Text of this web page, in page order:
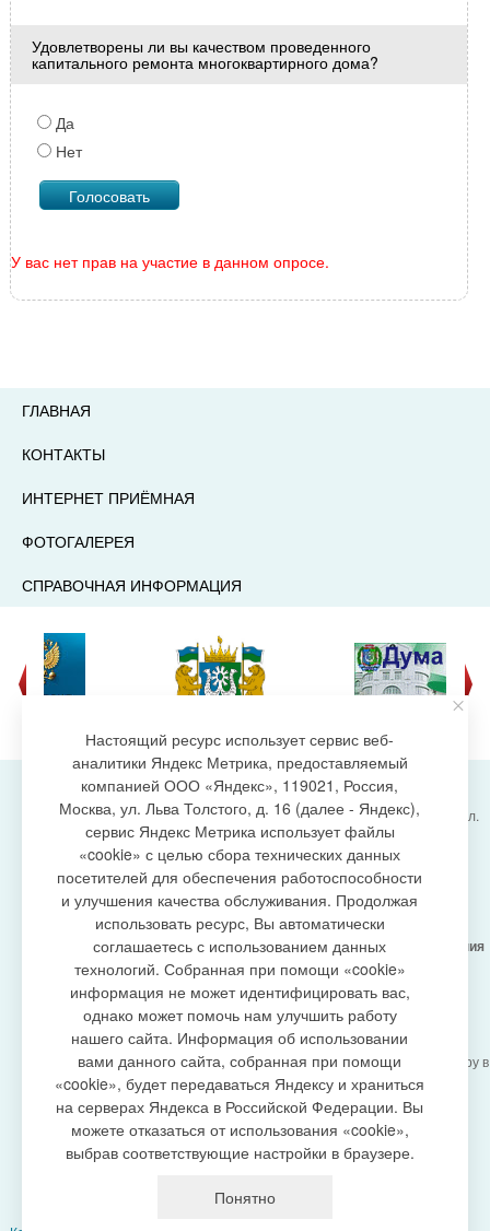
Удовлетворены ли вы качеством проведенного
капитального ремонта многоквартирного дома?
Да
Нет
У вас нет прав на участие в данном опросе.
ГЛАВНАЯ
КОНТАКТЫ
ИНТЕРНЕТ ПРИЁМНАЯ
ФОТОГАЛЕРЕЯ
СПРАВОЧНАЯ ИНФОРМАЦИЯ
создание сайта
Администрация городского поселения Излучинск, ул.
Энергетиков, 6, пгт. Излучинск, Нижневартовский
район,
Ханты-Мансийский автономный округ-Югра
(Тюменская область), 628634
Сетевое изданиеhttps://www.gp-izluchinsk.ru
16+
Учредитель -Администрация городского поселения
Излучинск
Главный редактор - Бурич Денис Ярославович
Телефон/факс: (3466) 28-13-77 , e-mail:
admizl@rambler.ru
Сетевое изданиеhttps://www.gp-izluchinsk.ru
зарегистрировано Федеральной службой по надзору в
сфере связи,
информационных технологий и массовых
коммуникаций (Роскомнадзор), регистрационный
номер СМИ
ЭЛ № ФС77-87353 от 27.04.2024
персональных данных
Настоящий ресурс использует сервис веб-
аналитики Яндекс Метрика, предоставляемый
компанией ООО «Яндекс», 119021, Россия,
Москва, ул. Льва Толстого, д. 16 (далее - Яндекс),
сервис Яндекс Метрика использует файлы
«cookie» с целью сбора технических данных
посетителей для обеспечения работоспособности
и улучшения качества обслуживания. Продолжая
использовать ресурс, Вы автоматически
соглашаетесь с использованием данных
технологий. Собранная при помощи «cookie»
информация не может идентифицировать вас,
однако может помочь нам улучшить работу
нашего сайта. Информация об использовании
вами данного сайта, собранная при помощи
«cookie», будет передаваться Яндексу и храниться
на серверах Яндекса в Российской Федерации. Вы
можете отказаться от использования «cookie»,
выбрав соответствующие настройки в браузере.
Понятно